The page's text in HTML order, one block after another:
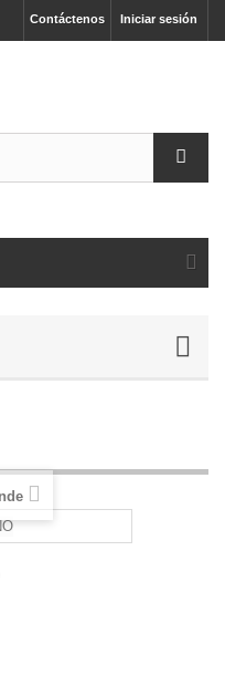
Iniciar sesión
Contáctenos